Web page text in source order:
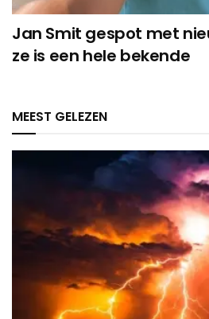
Jan Smit gespot met
ze is een hele bekende
MEEST GELEZEN